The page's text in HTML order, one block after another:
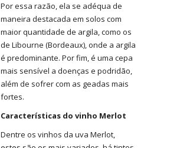
Por essa razão, ela se adéqua de
maneira destacada em solos com
maior quantidade de argila, como os
de Libourne (Bordeaux), onde a argila
é predominante. Por fim, é uma cepa
mais sensível a doenças e podridão,
além de sofrer com as geadas mais
fortes.
Características do vinho Merlot
Dentre os vinhos da uva Merlot,